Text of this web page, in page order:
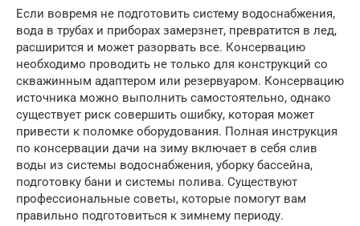
Если вовремя не подготовить систему водоснабжения,
вода в трубах и приборах замерзнет, превратится в лед,
расширится и может разорвать все. Консервацию
необходимо проводить не только для конструкций со
скважинным адаптером или резервуаром. Консервацию
источника можно выполнить самостоятельно, однако
существует риск совершить ошибку, которая может
привести к поломке оборудования. Полная инструкция
по консервации дачи на зиму включает в себя слив
воды из системы водоснабжения, уборку бассейна,
подготовку бани и системы полива. Существуют
профессиональные советы, которые помогут вам
правильно подготовиться к зимнему периоду.